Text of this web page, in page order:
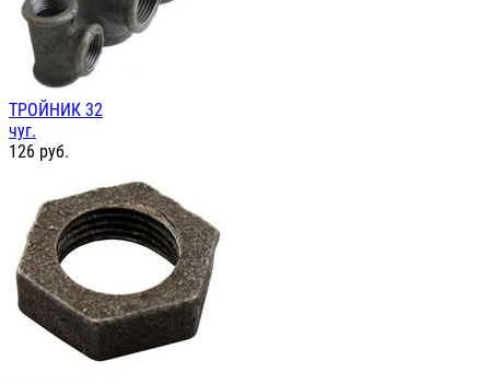
ТРОЙНИК 32
чуг.
126 руб.